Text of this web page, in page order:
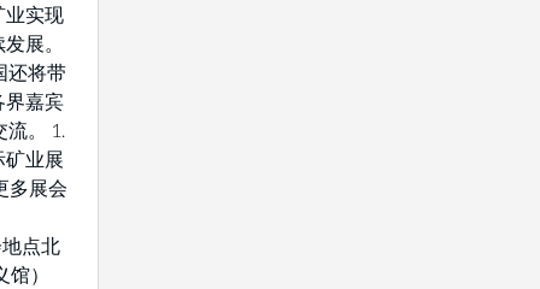
业实现
展。
还将带
界嘉宾
。 1.
矿业展
多展会
点北
）